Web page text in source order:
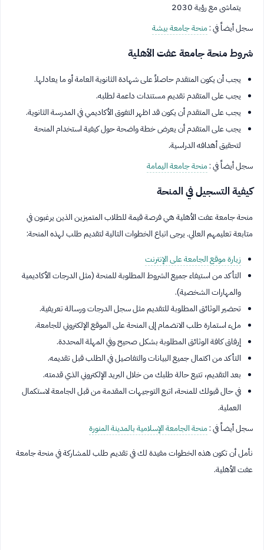
يتماشى مع رؤية 2030
سجل أيضاً في :منحة جامعة بيشة
شروط منحة جامعة عفت الأهلية
يجب أن يكون المتقدم حاصلاً على شهادة الثانوية العامة أو ما يعادلها.
يجب على المتقدم تقديم مستندات داعمة لطلبه.
يجب على المتقدم أن يكون قد اظهر التفوق الأكاديمي في المدرسة الثانوية.
يجب على المتقدم أن يعرض خطة واضحة حول كيفية استخدام المنحة
لتحقيق أهدافه الدراسية.
سجل أيضاً في :منحة جامعة اليمامة
كيفية التسجيل في المنحة
منحة جامعة عفت الأهلية هي فرصة قيمة للطلاب المتميزين الذين يرغبون في
متابعة تعليمهم العالي. يرجى اتباع الخطوات التالية لتقديم طلب لهذه المنحة:
زيارة موقع الجامعة على الإنترنت
التأكد من استيفاء جميع الشروط المطلوبة للمنحة (مثل الدرجات الأكاديمية
والمهارات الشخصية).
تحضير الوثائق المطلوبة للتقديم مثل سجل الدرجات ورسالة تعريفية.
ملء استمارة طلب الانضمام إلى المنحة على الموقع الإلكتروني للجامعة.
إرفاق كافة الوثائق المطلوبة بشكل صحيح وفي المهلة المحددة.
التأكد من اكتمال جميع البيانات والتفاصيل في الطلب قبل تقديمه.
بعد التقديم، تتبع حالة طلبك من خلال البريد الإلكتروني الذي قدمته.
في حال قبولك للمنحة، اتبع التوجيهات المقدمة من قبل الجامعة لاستكمال
العملية.
سجل أيضاً في :منحة الجامعة الإسلامية بالمدينة المنورة
نأمل أن تكون هذه الخطوات مفيدة لك في تقديم طلب للمشاركة في منحة جامعة
عفت الأهلية.